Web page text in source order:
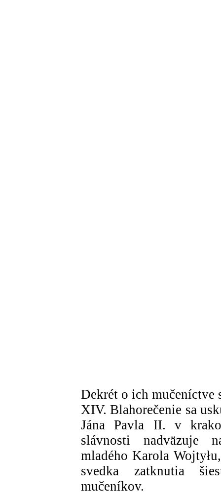
Dekrét o ich mučeníctve
XIV. Blahorečenie sa
Jána Pavla II. v
slávnosti nadväzuje
mladého Karola
svedka zatknutia
mučeníkov.